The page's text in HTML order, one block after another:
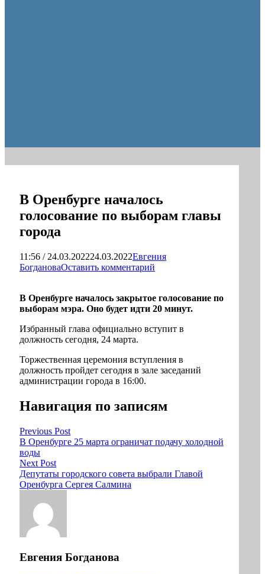
В Оренбурге началось
голосование по выборам главы
города
11:56 / 24.03.202224.03.2022Евгения
БогдановаОставить комментарий
В Оренбурге началось закрытое голосование по
выборам мэра. Оно будет идти 20 минут.
Избранный глава официально вступит в
должность сегодня, 24 марта.
Торжественная церемония вступления в
должность пройдет сегодня в зале заседаний
администрации города в 16:00.
Навигация по записям
Previous Post
В Оренбурге 25 марта ограничат подачу холодной
воды
Next Post
Депутаты городского совета выбрали Главой
Оренбурга Сергея Салмина
Евгения Богданова